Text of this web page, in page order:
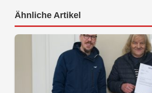
Ähnliche Artikel